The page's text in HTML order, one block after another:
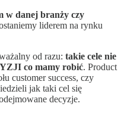
w danej branży czy
liderem na rynku
od razu: takie cele nie
co mamy robić. Product
customer success, czy
jak taki cel się
decyzje.